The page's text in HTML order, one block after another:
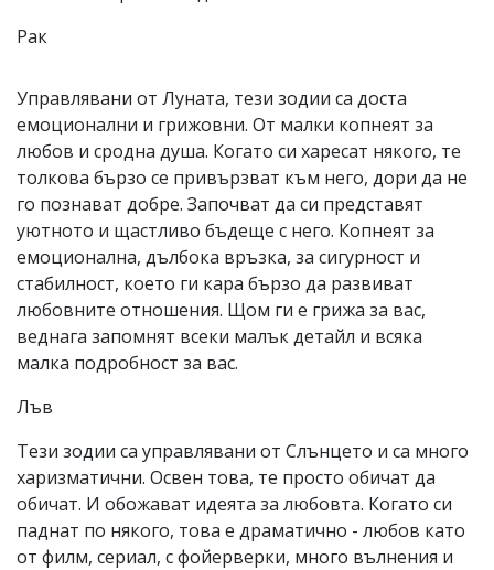
office@flagman.bg
статиите
се
въвеждат
читателите
и
редакцията
не
носи
отговорност
за
Ако
откриете
за
коментар,
моля
сигнализирайте
ни!
Рак
Управлявани от Луната, тези зодии са доста
емоционални и грижовни. От малки копнеят за
любов и сродна душа. Когато си харесат някого, те
толкова бързо се привързват към него, дори да не
го познават добре. Започват да си представят
уютното и щастливо бъдеще с него. Копнеят за
емоционална, дълбока връзка, за сигурност и
стабилност, което ги кара бързо да развиват
любовните отношения. Щом ги е грижа за вас,
веднага запомнят всеки малък детайл и всяка
малка подробност за вас.
Лъв
Тези зодии са управлявани от Слънцето и са много
харизматични. Освен това, те просто обичат да
обичат. И обожават идеята за любовта. Когато си
паднат по някого, това е драматично - любов като
от филм, сериал, с фойерверки, много вълнения и